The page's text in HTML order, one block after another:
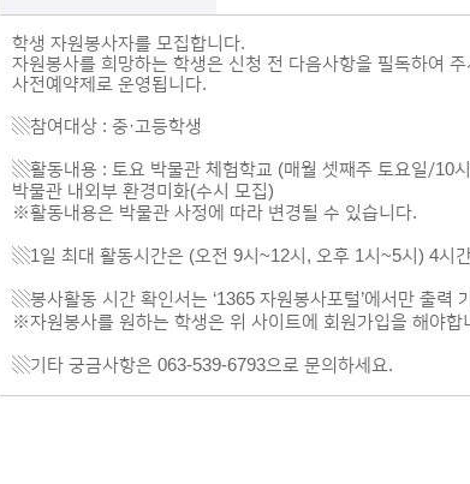
학생 자원봉사자를 모집합니다.
자원봉사를 희망하는 학생은 신청 전 다음사항을 필독하여
사전예약제로 운영됩니다.
▧참여대상 : 중·고등학생
▧활동내용 : 토요 박물관 체험학교 (매월 셋째주 토요일/10
박물관 내외부 환경미화(수시 모집)
※활동내용은 박물관 사정에 따라 변경될 수 있습니다.
▧1일 최대 활동시간은 (오전 9시~12시, 오후 1시~5시) 4시
▧봉사활동 시간 확인서는 ‘1365 자원봉사포털’에서만 출력
※자원봉사를 원하는 학생은 위 사이트에 회원가입을 해야합
▧기타 궁금사항은 063-539-6793으로 문의하세요.